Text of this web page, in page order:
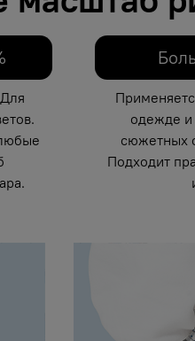
одежде и
сюжетных
Подходит